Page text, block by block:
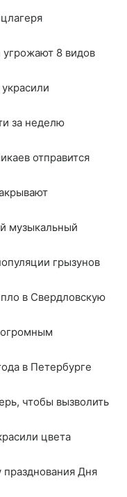
8 видов
за неделю
отправится
музыкальный
грызунов
в Свердловскую
в Петербурге
чтобы вызволить
цвета
празднования Дня